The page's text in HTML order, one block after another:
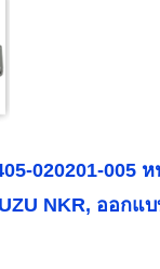
020201-005 ห
NKR, ออกแ